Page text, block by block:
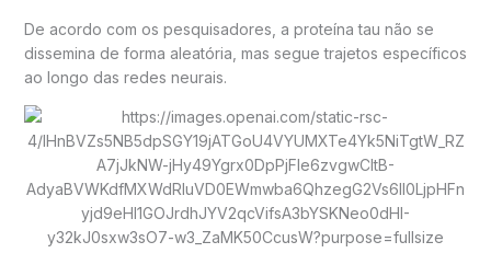
De acordo com os pesquisadores, a proteína tau não se
dissemina de forma aleatória, mas segue trajetos específicos
ao longo das redes neurais.